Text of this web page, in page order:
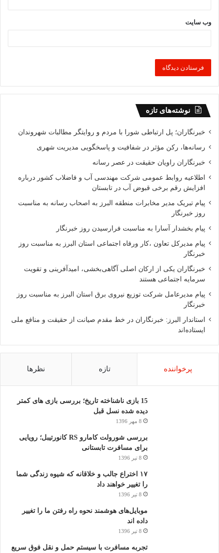
وب‌ سایت
نوشته‌های تازه
خبرنگاران؛ پل ارتباطی شورا با مردم و روایتگر مطالبات شهروندان
رسانه‌ها، رکن مؤثر در شفافیت و پاسخگویی مدیریت شهری
خبرنگاران راویان حقیقت در عصر رسانه
اطلاعیه روابط عمومی شرکت مهندسی آب و فاضلاب کشور درباره
افزایش رقم برخی قبوض آب در تابستان
پیام تبریک مدیر مخابرات منطقه البرز به اصحاب رسانه به مناسبت
روز خبرنگار
پیام بخشدار آسارا به مناسبت فرارسیدن روز خبرنگار
پیام مدیرکل تعاون ،کار ورفاه اجتماعی استان البرز به مناسبت روز
خبرنگار
خبرنگاران یکی از ارکان اصلی آگاهی‌بخشی، امیدآفرینی و تقویت
سرمایه اجتماعی هستند
پیام مدیرعامل شرکت توزیع نیروی برق استان البرز به مناسبت روز
خبرنگار
استاندار البرز: خبرنگاران در خط مقدم صیانت از حقیقت و منافع ملی
ایستاده‌اند
پرخواننده تازه نظرها
15 بازی ناشناخته تاریخ؛ بررسی بازی های کمتر
دیده شده نسل قبل
8 مهر 1396
بررسی شورولت کامارو RS کانورتیبل؛ رویایی
برای مسافرت تابستانی
8 تیر 1396
۱۷ اختراع جالب و خلاقانه که شیوه زندگی شما
را تغییر خواهند داد
8 تیر 1396
موبایل‌های هوشمند نحوه راه رفتن ما را تغییر
داده اند
8 تیر 1396
تجربه مسافرت با سیستم حمل و نقل فوق سریع